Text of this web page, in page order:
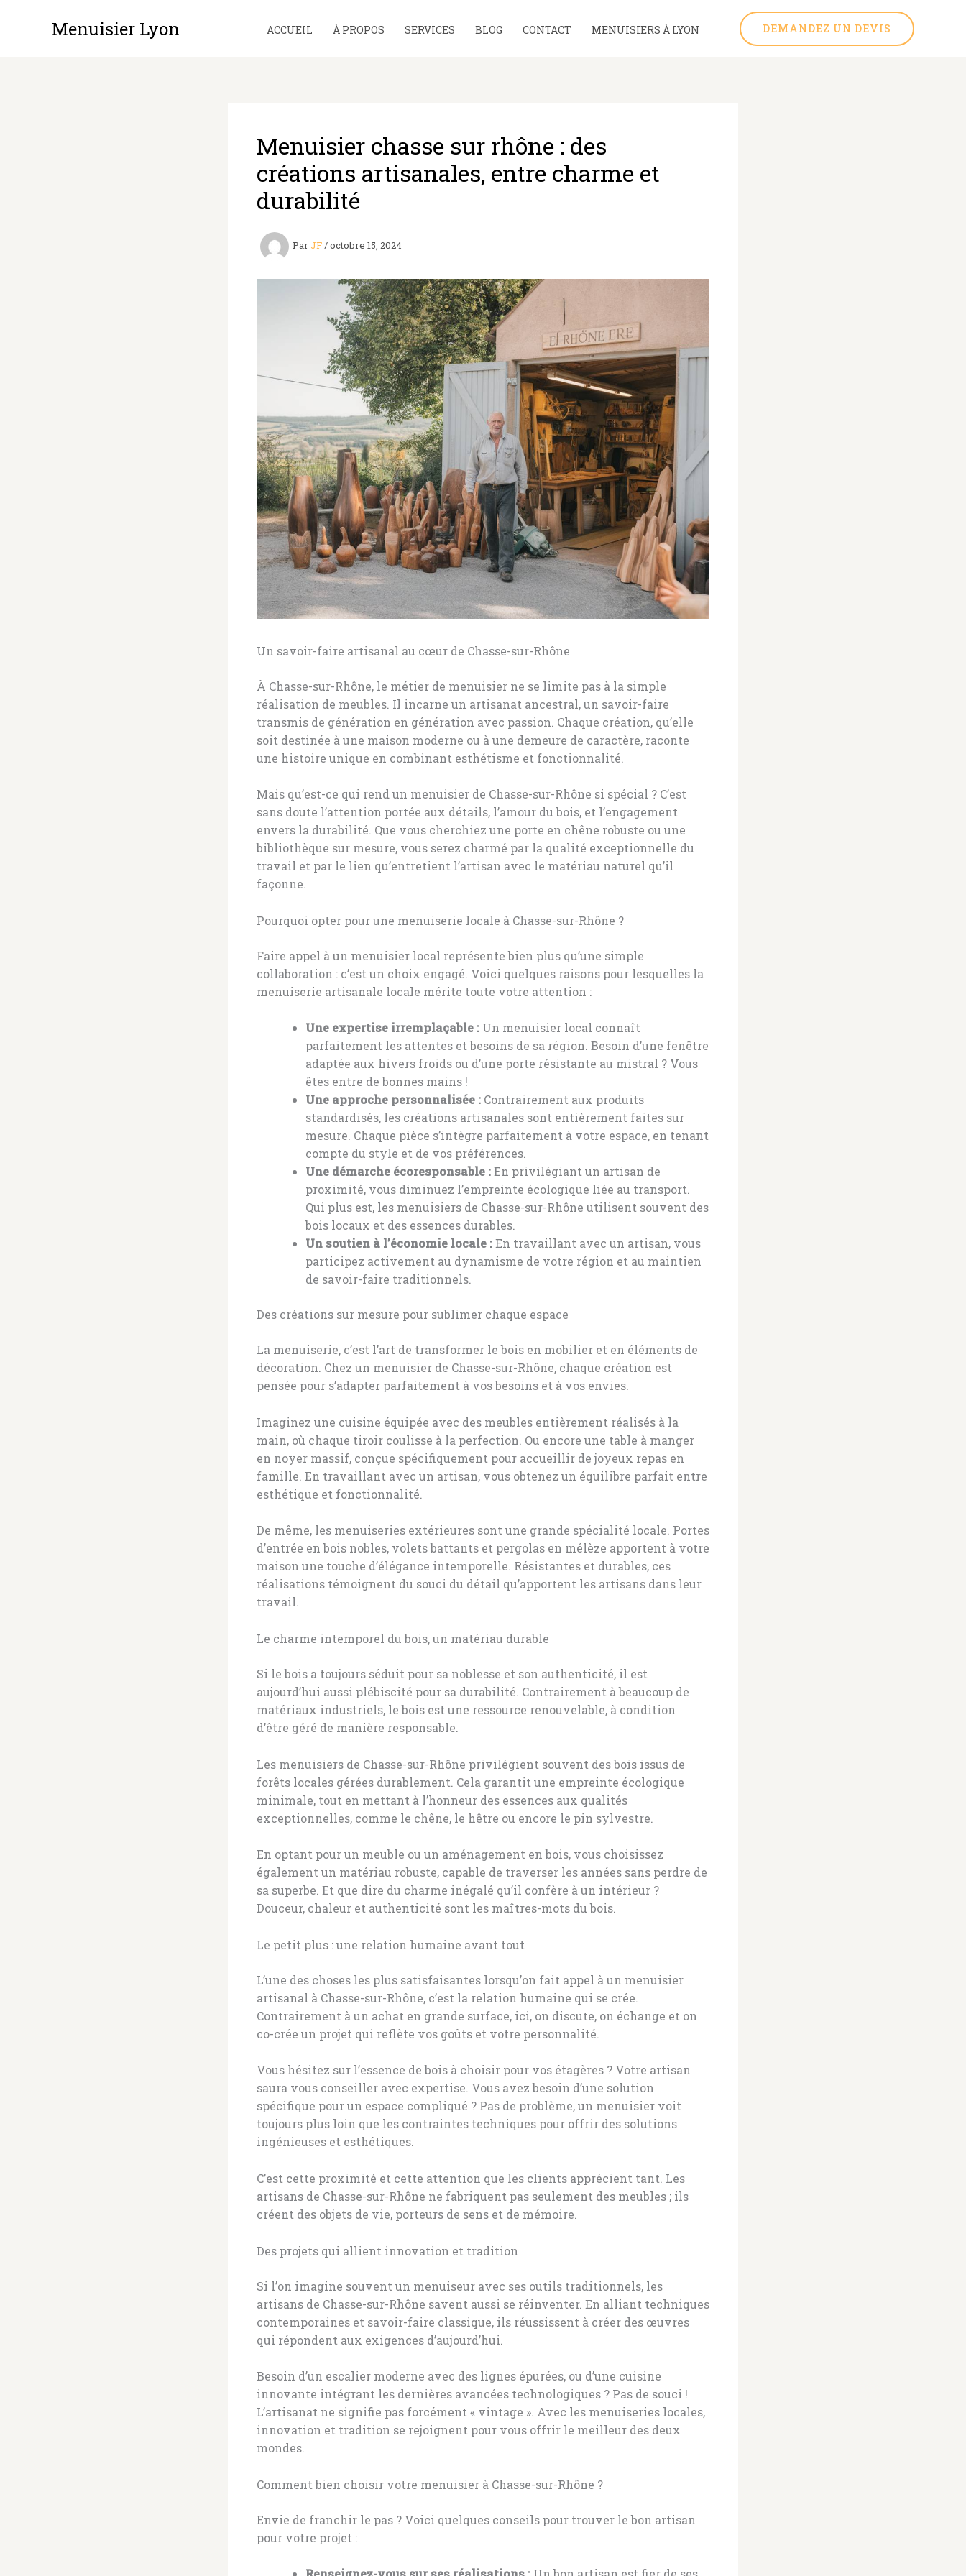
Menuisier Lyon ACCUEIL À PROPOS SERVICES BLOG CONTACT MENUISIERS À LYON DEMANDEZ UN DEVIS
Menuisier chasse sur rhône : des
créations artisanales, entre charme et
durabilité
Par JF/octobre 15, 2024
Un savoir-faire artisanal au cœur de Chasse-sur-Rhône
À Chasse-sur-Rhône, le métier de menuisier ne se limite pas à la simple
réalisation de meubles. Il incarne un artisanat ancestral, un savoir-faire
transmis de génération en génération avec passion. Chaque création, qu’elle
soit destinée à une maison moderne ou à une demeure de caractère, raconte
une histoire unique en combinant esthétisme et fonctionnalité.
Mais qu’est-ce qui rend un menuisier de Chasse-sur-Rhône si spécial ? C’est
sans doute l’attention portée aux détails, l’amour du bois, et l’engagement
envers la durabilité. Que vous cherchiez une porte en chêne robuste ou une
bibliothèque sur mesure, vous serez charmé par la qualité exceptionnelle du
travail et par le lien qu’entretient l’artisan avec le matériau naturel qu’il
façonne.
Pourquoi opter pour une menuiserie locale à Chasse-sur-Rhône ?
Faire appel à un menuisier local représente bien plus qu’une simple
collaboration : c’est un choix engagé. Voici quelques raisons pour lesquelles la
menuiserie artisanale locale mérite toute votre attention :
Une expertise irremplaçable : Un menuisier local connaît
parfaitement les attentes et besoins de sa région. Besoin d’une fenêtre
adaptée aux hivers froids ou d’une porte résistante au mistral ? Vous
êtes entre de bonnes mains !
Une approche personnalisée : Contrairement aux produits
standardisés, les créations artisanales sont entièrement faites sur
mesure. Chaque pièce s’intègre parfaitement à votre espace, en tenant
compte du style et de vos préférences.
Une démarche écoresponsable :En privilégiant un artisan de
proximité, vous diminuez l’empreinte écologique liée au transport.
Qui plus est, les menuisiers de Chasse-sur-Rhône utilisent souvent des
bois locaux et des essences durables.
Un soutien à l’économie locale :En travaillant avec un artisan, vous
participez activement au dynamisme de votre région et au maintien
de savoir-faire traditionnels.
Des créations sur mesure pour sublimer chaque espace
La menuiserie, c’est l’art de transformer le bois en mobilier et en éléments de
décoration. Chez un menuisier de Chasse-sur-Rhône, chaque création est
pensée pour s’adapter parfaitement à vos besoins et à vos envies.
Imaginez une cuisine équipée avec des meubles entièrement réalisés à la
main, où chaque tiroir coulisse à la perfection. Ou encore une table à manger
en noyer massif, conçue spécifiquement pour accueillir de joyeux repas en
famille. En travaillant avec un artisan, vous obtenez un équilibre parfait entre
esthétique et fonctionnalité.
De même, les menuiseries extérieures sont une grande spécialité locale. Portes
d’entrée en bois nobles, volets battants et pergolas en mélèze apportent à votre
maison une touche d’élégance intemporelle. Résistantes et durables, ces
réalisations témoignent du souci du détail qu’apportent les artisans dans leur
travail.
Le charme intemporel du bois, un matériau durable
Si le bois a toujours séduit pour sa noblesse et son authenticité, il est
aujourd’hui aussi plébiscité pour sa durabilité. Contrairement à beaucoup de
matériaux industriels, le bois est une ressource renouvelable, à condition
d’être géré de manière responsable.
Les menuisiers de Chasse-sur-Rhône privilégient souvent des bois issus de
forêts locales gérées durablement. Cela garantit une empreinte écologique
minimale, tout en mettant à l’honneur des essences aux qualités
exceptionnelles, comme le chêne, le hêtre ou encore le pin sylvestre.
En optant pour un meuble ou un aménagement en bois, vous choisissez
également un matériau robuste, capable de traverser les années sans perdre de
sa superbe. Et que dire du charme inégalé qu’il confère à un intérieur ?
Douceur, chaleur et authenticité sont les maîtres-mots du bois.
Le petit plus : une relation humaine avant tout
L’une des choses les plus satisfaisantes lorsqu’on fait appel à un menuisier
artisanal à Chasse-sur-Rhône, c’est la relation humaine qui se crée.
Contrairement à un achat en grande surface, ici, on discute, on échange et on
co-crée un projet qui reflète vos goûts et votre personnalité.
Vous hésitez sur l’essence de bois à choisir pour vos étagères ? Votre artisan
saura vous conseiller avec expertise. Vous avez besoin d’une solution
spécifique pour un espace compliqué ? Pas de problème, un menuisier voit
toujours plus loin que les contraintes techniques pour offrir des solutions
ingénieuses et esthétiques.
C’est cette proximité et cette attention que les clients apprécient tant. Les
artisans de Chasse-sur-Rhône ne fabriquent pas seulement des meubles ; ils
créent des objets de vie, porteurs de sens et de mémoire.
Des projets qui allient innovation et tradition
Si l’on imagine souvent un menuiseur avec ses outils traditionnels, les
artisans de Chasse-sur-Rhône savent aussi se réinventer. En alliant techniques
contemporaines et savoir-faire classique, ils réussissent à créer des œuvres
qui répondent aux exigences d’aujourd’hui.
Besoin d’un escalier moderne avec des lignes épurées, ou d’une cuisine
innovante intégrant les dernières avancées technologiques ? Pas de souci !
L’artisanat ne signifie pas forcément « vintage ». Avec les menuiseries locales,
innovation et tradition se rejoignent pour vous offrir le meilleur des deux
mondes.
Comment bien choisir votre menuisier à Chasse-sur-Rhône ?
Envie de franchir le pas ? Voici quelques conseils pour trouver le bon artisan
pour votre projet :